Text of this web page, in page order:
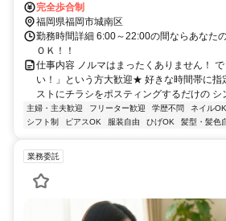
完全歩合制
福岡県福岡市城南区
勤務時間詳細 6:00～22:00の間ならあなた
ＯＫ！！
仕事内容 ノルマはまったくありません！
い！」という方大歓迎★ 好きな時間帯に指
ストにチラシをポスティングするだけの シ
主婦・主夫歓迎 フリーター歓迎 学歴不問 ネイルOK
シフト制
ピアスOK 服装自由 ひげOK 髪型・髪色
業務委託